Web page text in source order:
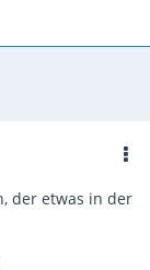
der etwas in der